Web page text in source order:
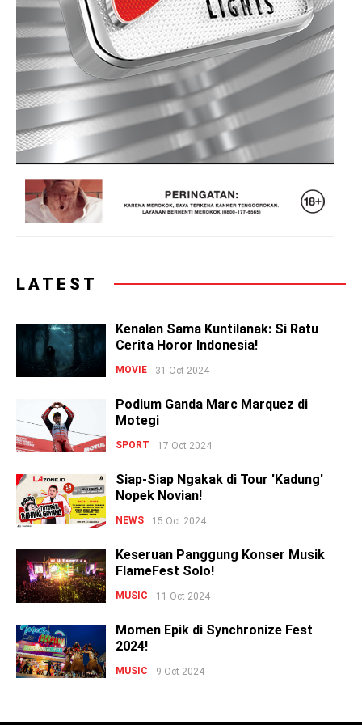
LATEST
Kenalan Sama Kuntilanak: Si Ratu
Cerita Horor Indonesia!
MOVIE 31 Oct 2024
Podium Ganda Marc Marquez di
Motegi
SPORT 17 Oct 2024
Siap-Siap Ngakak di Tour 'Kadung'
Nopek Novian!
NEWS 15 Oct 2024
Keseruan Panggung Konser Musik
FlameFest Solo!
MUSIC 11 Oct 2024
Momen Epik di Synchronize Fest
2024!
MUSIC 9 Oct 2024